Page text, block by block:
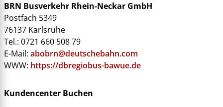
BRN Busverkehr Rhein-Neckar GmbH
Postfach 5349
76137 Karlsruhe
Tel.: 0721 660 508 79
E-Mail: abobrn@deutschebahn.com
WWW: https://dbregiobus-bawue.de
Kundencenter Buchen